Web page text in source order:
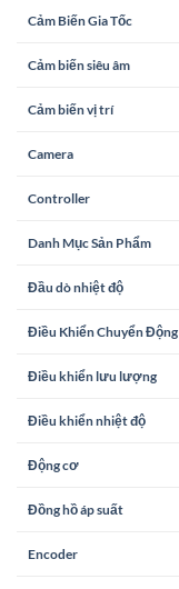
Cảm Biến Gia Tốc
Cảm biến siêu âm
Cảm biến vị trí
Camera
Controller
Danh Mục Sản Phẩm
Đầu dò nhiệt độ
Điều Khiển Chuyển Động
Điều khiển lưu lượng
Điều khiển nhiệt độ
Động cơ
Đồng hồ áp suất
Encoder